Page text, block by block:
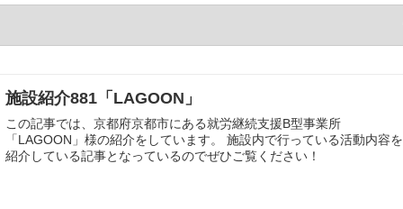
施設紹介881「LAGOON」
この記事では、京都府京都市にある就労継続支援B型事業所
「LAGOON」様の紹介をしています。 施設内で行っている活動内容を
紹介している記事となっているのでぜひご覧ください！